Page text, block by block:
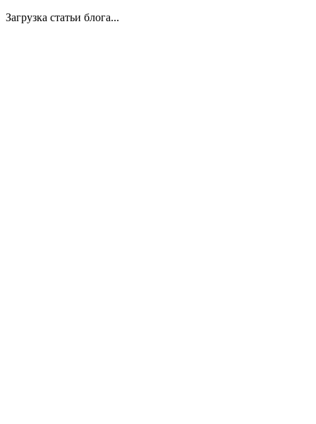
Загрузка статьи блога...